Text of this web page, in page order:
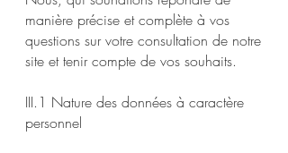
manière précise et complète à vos
questions sur votre consultation de notre
site et tenir compte de vos souhaits.
III.1 Nature des données à caractère
personnel